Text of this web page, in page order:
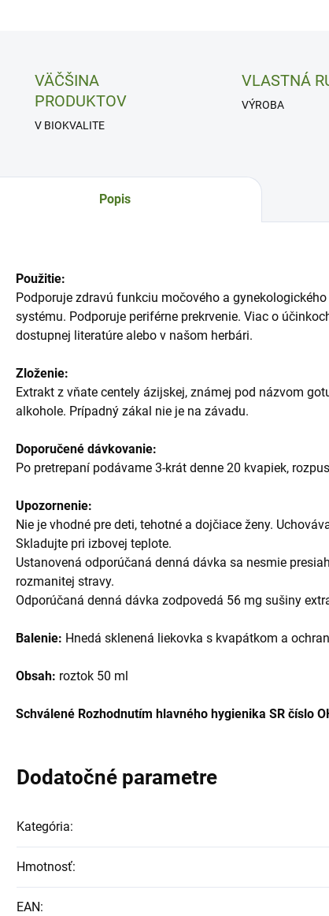
VÄČŠINA
PRODUKTOV
V BIOKVALITE
VLASTNÁ
VÝROBA
Popis
Použitie:
Podporuje zdravú funkciu močového a
systému. Podporuje periférne prekrvenie. Viac o
dostupnej literatúre alebo v našom herbári.
Zloženie:
Extrakt z vňate centely ázijskej, známej pod názvom
alkohole. Prípadný zákal nie je na závadu.
Doporučené dávkovanie:
Po pretrepaní podávame 3-krát denne 20 kvapiek,
Upozornenie:
Nie je vhodné pre deti, tehotné a dojčiace ženy.
Skladujte pri izbovej teplote.
Ustanovená odporúčaná denná dávka sa nesmie
rozmanitej stravy.
Odporúčaná denná dávka zodpovedá 56 mg sušiny
Balenie: Hnedá sklenená liekovka s kvapátkom a
Obsah: roztok 50 ml
Schválené Rozhodnutím hlavného hygienika SR číslo
Dodatočné parametre
Kategória:
Hmotnosť:
EAN: